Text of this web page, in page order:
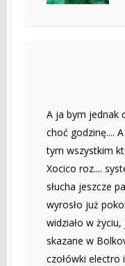
A ja bym jednak
choć godzinę....
tym wszystkim
Xocico roz....
słucha jeszcze
wyrosło już
widziało w
skazane w
czołówki electro